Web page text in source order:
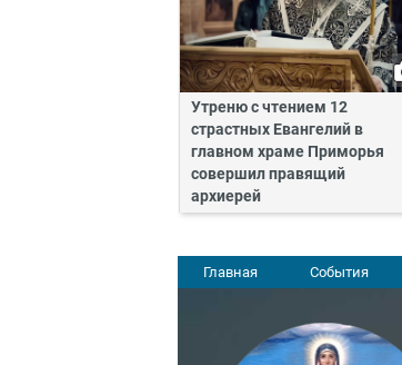
Утреню с чтением 12
страстных Евангелий в
главном храме Приморья
совершил правящий
архиерей
Главная События